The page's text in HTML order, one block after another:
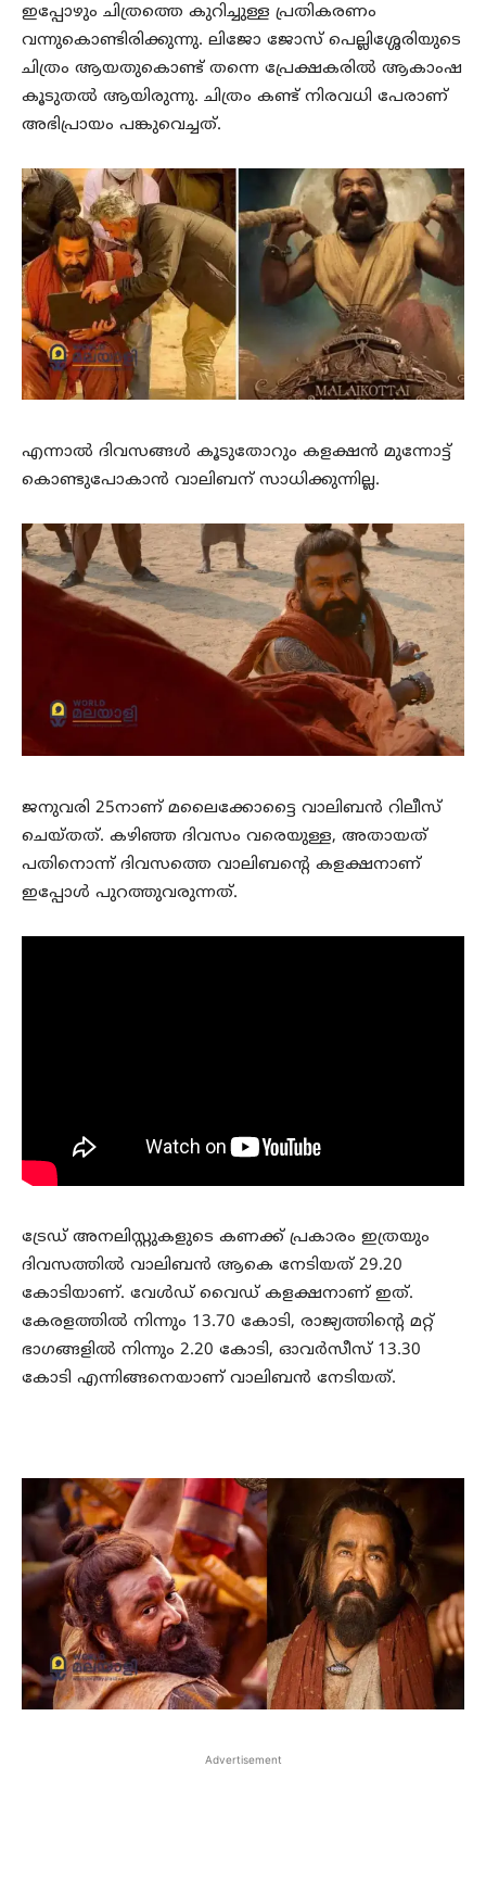
ഇപ്പോഴും ചിത്രത്തെ കുറിച്ചുള്ള പ്രതികരണം
വന്നുകൊണ്ടിരിക്കുന്നു. ലിജോ ജോസ് പെല്ലിശ്ശേരിയുടെ
ചിത്രം ആയതുകൊണ്ട് തന്നെ പ്രേക്ഷകരിൽ ആകാംഷ
കൂടുതൽ ആയിരുന്നു. ചിത്രം കണ്ട് നിരവധി പേരാണ്
അഭിപ്രായം പങ്കുവെച്ചത്.
എന്നാൽ ദിവസങ്ങൾ കൂടുതോറും കളക്ഷൻ മുന്നോട്ട്
കൊണ്ടുപോകാൻ വാലിബന് സാധിക്കുന്നില്ല.
ജനുവരി 25നാണ് മലൈക്കോട്ടൈ വാലിബൻ റിലീസ്
ചെയ്തത്. കഴിഞ്ഞ ദിവസം വരെയുള്ള, അതായത്
പതിനൊന്ന് ദിവസത്തെ വാലിബന്റെ കളക്ഷനാണ്
ഇപ്പോൾ പുറത്തുവരുന്നത്.
ട്രേഡ് അനലിസ്റ്റുകളുടെ കണക്ക് പ്രകാരം ഇത്രയും
ദിവസത്തിൽ വാലിബൻ ആകെ നേടിയത് 29.20
കോടിയാണ്. വേൾഡ് വൈഡ് കളക്ഷനാണ് ഇത്.
കേരളത്തിൽ നിന്നും 13.70 കോടി, രാജ്യത്തിന്റെ മറ്റ്
ഭാഗങ്ങളിൽ നിന്നും 2.20 കോടി, ഓവർസീസ് 13.30
കോടി എന്നിങ്ങനെയാണ് വാലിബൻ നേടിയത്.
Advertisement